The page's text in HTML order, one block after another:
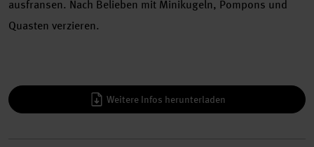
ausfransen. Nach Belieben mit Minikugeln, Pompons und
Quasten verzieren.
Weitere Infos herunterladen